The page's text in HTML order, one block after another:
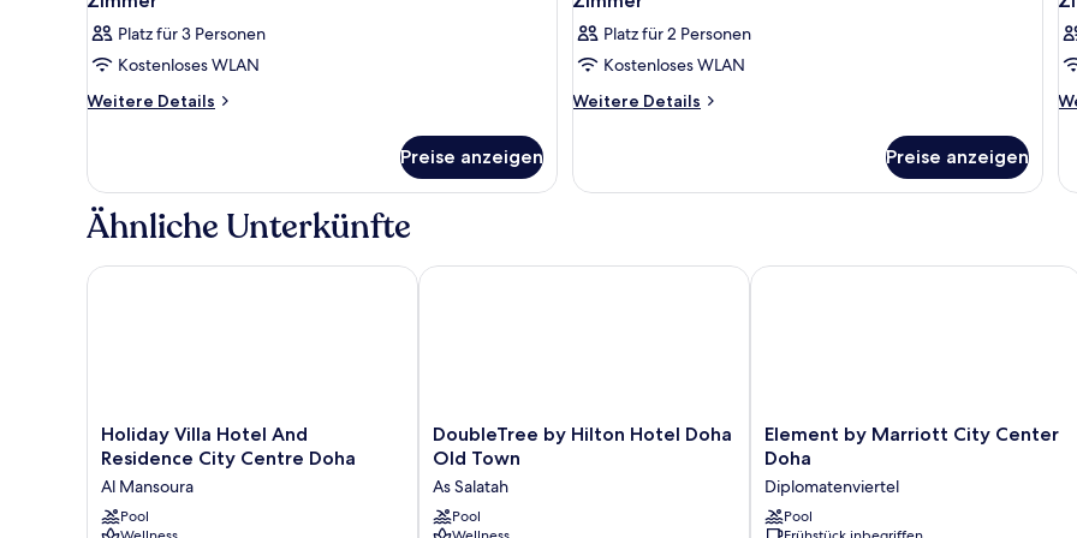
Platz für 3 Personen
Kostenloses WLAN
Weitere Details
Weitere
Preise anzeigen
Platz für 2 Personen
Kostenloses WLAN
Weitere Details
Weitere
Preise anzeigen
Ähnliche Unterkünfte
Holiday
Villa
And
Residence
Holiday Villa Hotel And
Residence City Centre Doha
Al Mansoura
Pool
Holiday Villa Hotel And Residence City Centre Doha
DoubleTree
by
Hotel
Doha
DoubleTree by Hilton Hotel Doha
Old Town
As Salatah
Pool
DoubleTree by Hilton Hotel Doha Old Town
Element
by
City
Center
Element by Marriott City Center
Doha
Diplomatenviertel
Pool
Element by Marriott City Center